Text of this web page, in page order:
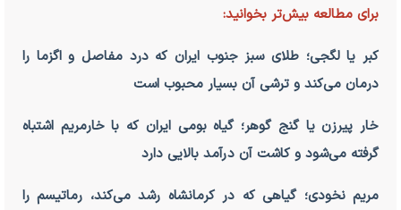
برای مطالعه بیش‌تر بخوانید:
کبر یا لگجی؛ طلای سبز جنوب ایران که درد مفاصل و اگزما را
درمان می‌کند و ترشی آن بسیار محبوب است
خار پیرزن یا گنج گوهر؛ گیاه بومی ایران که با خارمریم اشتباه
گرفته می‌شود و کاشت آن درآمد بالایی دارد
مریم نخودی؛ گیاهی که در کرمانشاه رشد می‌کند، رماتیسم را